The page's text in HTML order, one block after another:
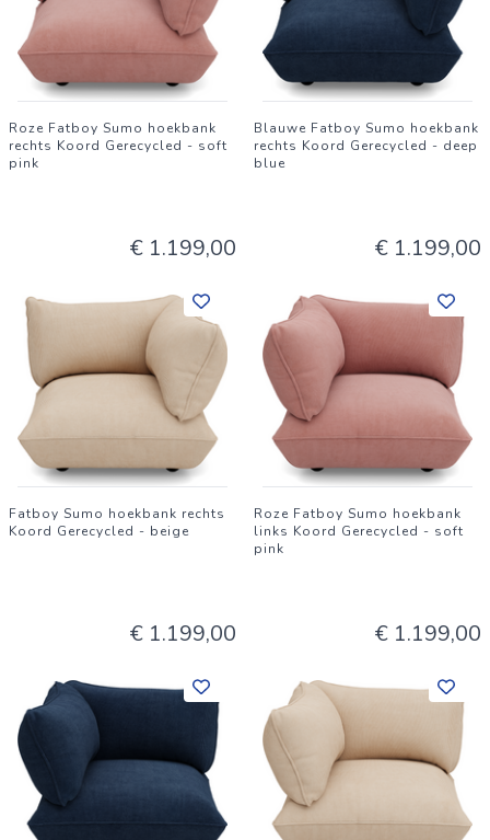
Roze Fatboy Sumo hoekbank
rechts Koord Gerecycled - soft
pink
€ 1.199,00
Blauwe Fatboy Sumo hoekbank
rechts Koord Gerecycled - deep
blue
€ 1.199,00
Fatboy Sumo hoekbank rechts
Koord Gerecycled - beige
€ 1.199,00
Roze Fatboy Sumo hoekbank
links Koord Gerecycled - soft
pink
€ 1.199,00